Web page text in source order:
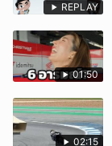
REPLAY
01:50
02:15